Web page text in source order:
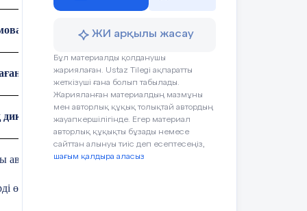
Ж.К
саны:
өлеңі
бейнесін анықтау;
өзіндік құндылығы тұрғысынан талдап, әдеби эссе жазу
ЖИ арқылы жасау
Бұл материалды қолданушы
жариялаған. Ustaz Tilegi ақпаратты
жеткізуші ғана болып табылады.
Жарияланған материалдың мазмұны
мен авторлық құқық толықтай автордың
жауапкершілігінде. Егер материал
авторлық құқықты бұзады немесе
сайттан алынуы тиіс деп есептесеңіз,
шағым қалдыра аласыз